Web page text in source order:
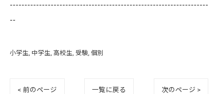
--------------------------------------------------------------------
--
小学生 中学生 高校生 受験 個別
< 前のページ 一覧に戻る 次のページ >